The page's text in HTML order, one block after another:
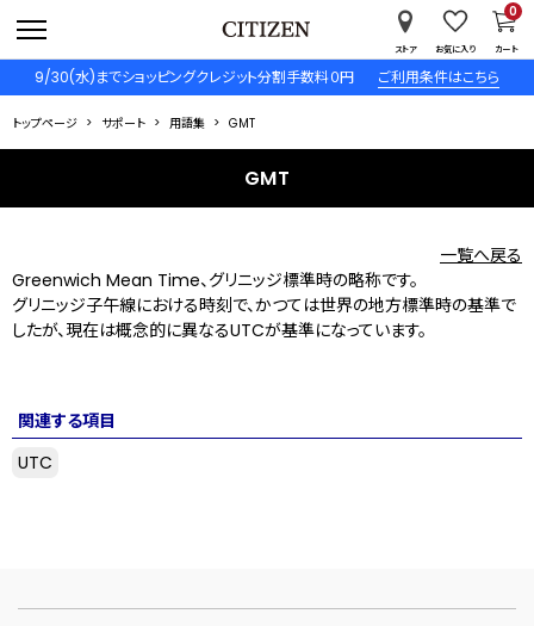
9/30(水)までショッピングクレジット分割手数料０円 ご利用条件はこちら
ストア お気に入り カート
0
トップページ サポート 用語集 GMT
GMT
一覧へ戻る
Greenwich Mean Time、グリニッジ標準時の略称です。
グリニッジ子午線における時刻で、かつては世界の地方標準時の基準で
したが、現在は概念的に異なるUTCが基準になっています。
関連する項目
UTC